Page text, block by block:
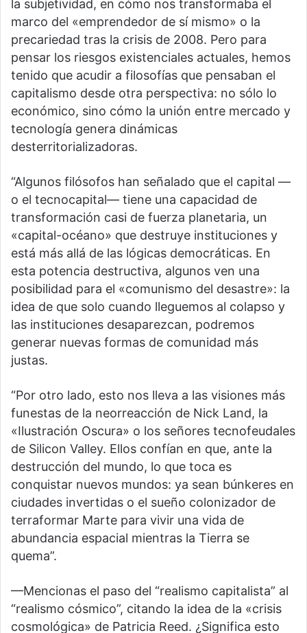
la subjetividad, en cómo nos transformaba el
marco del «emprendedor de sí mismo» o la
precariedad tras la crisis de 2008. Pero para
pensar los riesgos existenciales actuales, hemos
tenido que acudir a filosofías que pensaban el
capitalismo desde otra perspectiva: no sólo lo
económico, sino cómo la unión entre mercado y
tecnología genera dinámicas
desterritorializadoras.
“Algunos filósofos han señalado que el capital —
o el tecnocapital— tiene una capacidad de
transformación casi de fuerza planetaria, un
«capital-océano» que destruye instituciones y
está más allá de las lógicas democráticas. En
esta potencia destructiva, algunos ven una
posibilidad para el «comunismo del desastre»: la
idea de que solo cuando lleguemos al colapso y
las instituciones desaparezcan, podremos
generar nuevas formas de comunidad más
justas.
“Por otro lado, esto nos lleva a las visiones más
funestas de la neorreacción de Nick Land, la
«Ilustración Oscura» o los señores tecnofeudales
de Silicon Valley. Ellos confían en que, ante la
destrucción del mundo, lo que toca es
conquistar nuevos mundos: ya sean búnkeres en
ciudades invertidas o el sueño colonizador de
terraformar Marte para vivir una vida de
abundancia espacial mientras la Tierra se
quema”.
—Mencionas el paso del “realismo capitalista” al
“realismo cósmico”, citando la idea de la «crisis
cosmológica» de Patricia Reed. ¿Significa esto